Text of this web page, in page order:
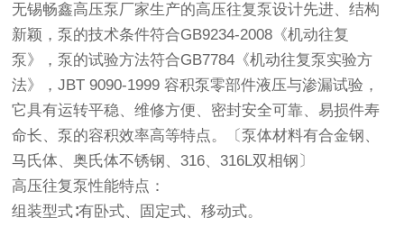
无锡畅鑫高压泵厂家生产的高压往复泵设计先进、结构
新颖，泵的技术条件符合GB9234-2008《机动往复
泵》，泵的试验方法符合GB7784《机动往复泵实验方
法》，JBT 9090-1999 容积泵零部件液压与渗漏试验，
它具有运转平稳、维修方便、密封安全可靠、易损件寿
命长、泵的容积效率高等特点。〔泵体材料有合金钢、
马氏体、奥氏体不锈钢、316、316L双相钢〕
高压往复泵性能特点：
组装型式∶有卧式、固定式、移动式。